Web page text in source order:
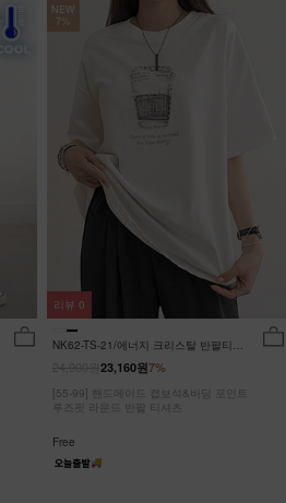
NEW
7%
NK62-TS-21/에너지 크리스탈 반팔티
7%
23,160원
[55-99] 핸드메이드 캡보석&비딩 포인트
루즈핏 라운드 반팔 티셔츠
Free
리뷰 0